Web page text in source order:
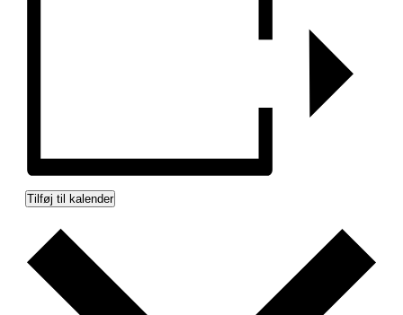
Tilføj til kalender